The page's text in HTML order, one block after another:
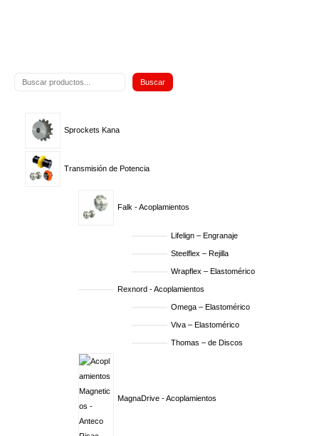
Buscar
Sprockets Kana
Transmisión de Potencia
Falk - Acoplamientos
Lifelign – Engranaje
Steelflex – Rejilla
Wrapflex – Elastomérico
Rexnord - Acoplamientos
Omega – Elastomérico
Viva – Elastomérico
Thomas – de Discos
MagnaDrive - Acoplamientos